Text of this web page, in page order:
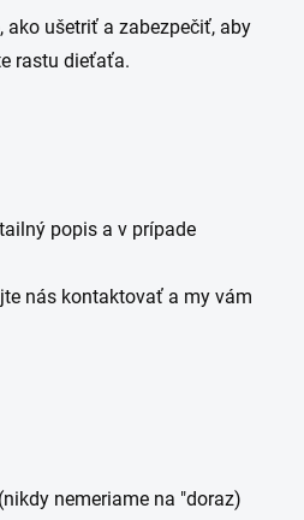
ako ušetriť a zabezpečiť, aby
rastu dieťaťa.
popis a v prípade
nás kontaktovať a my vám
nemeriame na "doraz)